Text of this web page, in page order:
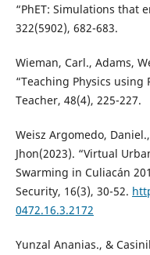
“PhET: Simulations that
322(5902), 682-683.
Wieman, Carl., Adams,
“Teaching Physics using
Teacher, 48(4), 225-227.
Weisz Argomedo,
Jhon(2023). “Virtual
Swarming in Culiacán
Security, 16(3), 30-52.
0472.16.3.2172
Yunzal Ananias., &